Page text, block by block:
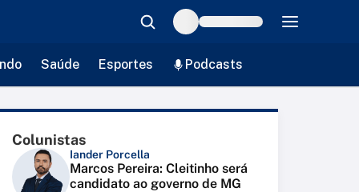
Saúde Esportes Podcasts
Colunistas
Iander Porcella
Marcos Pereira: Cleitinho será
candidato ao governo de MG